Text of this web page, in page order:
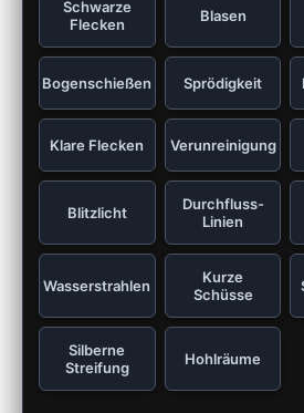
Schwarze
Flecken
Blasen
Bogenschießen Sprödigkeit
Klare Flecken Verunreinigung
Blitzlicht
Durchfluss-
Linien
Wasserstrahlen
Kurze
Schüsse
Silberne
Streifung
Hohlräume